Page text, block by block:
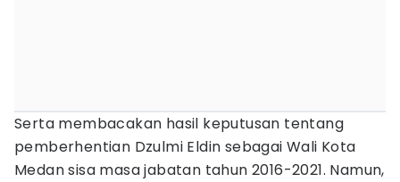
Serta membacakan hasil keputusan tentang
pemberhentian Dzulmi Eldin sebagai Wali Kota
Medan sisa masa jabatan tahun 2016-2021. Namun,